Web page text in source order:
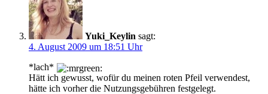
Yuki_Keylin sagt:
4. August 2009 um 18:51 Uhr
*lach*
Hätt ich gewusst, wofür du meinen roten Pfeil verwendest,
hätte ich vorher die Nutzungsgebühren festgelegt.